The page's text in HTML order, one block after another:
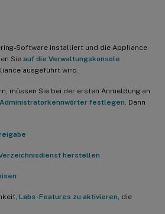
Software installiert und die Appliance
Sie auf die Verwaltungskonsole
ausgeführt wird.
müssen Sie bei der ersten Anmeldung an
festlegen . Dann
herstellen
Labs-Features zu aktivieren , die